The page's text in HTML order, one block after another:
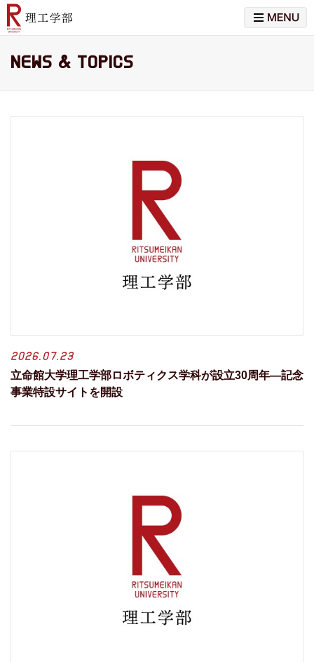
NEWS & TOPICS
2026.07.23
立命館大学理工学部ロボティクス学科が設立30周年―記念
事業特設サイトを開設